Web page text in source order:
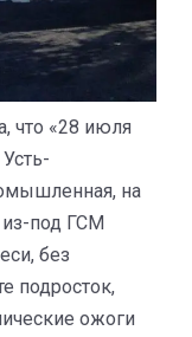
что «28 июля
на
из-под ГСМ
без
подросток,
ожоги